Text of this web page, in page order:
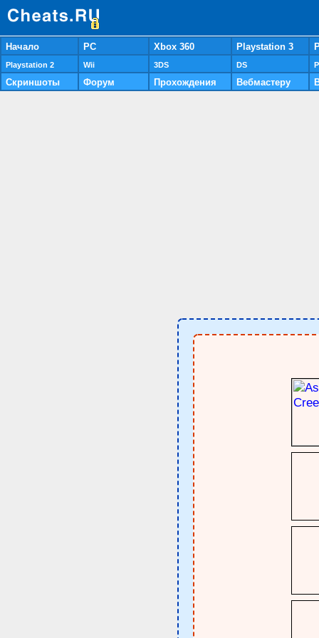
Начало PC Xbox 360 Playstation 3
Playstation 2 Wii 3DS DS
Скриншоты Форум Прохождения Вебмастеру